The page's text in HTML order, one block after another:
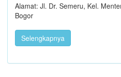
Alamat: Jl. Dr. Semeru, Kel.
Bogor
Selengkapnya